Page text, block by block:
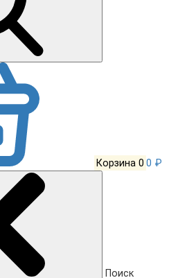
Корзина 0 0 ₽
Поиск